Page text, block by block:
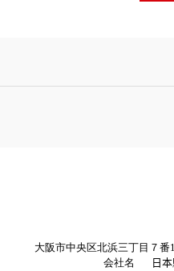
大阪市中央区北浜三丁目７番
会社名
日